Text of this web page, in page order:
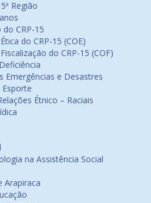
Região
CRP-15
do CRP-15 (COE)
do CRP-15 (COF)
Emergências e Desastres
Étnico – Raciais
na Assistência Social
Arapiraca